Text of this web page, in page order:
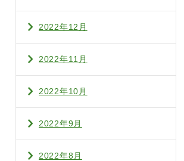
2022年12月
2022年11月
2022年10月
2022年9月
2022年8月